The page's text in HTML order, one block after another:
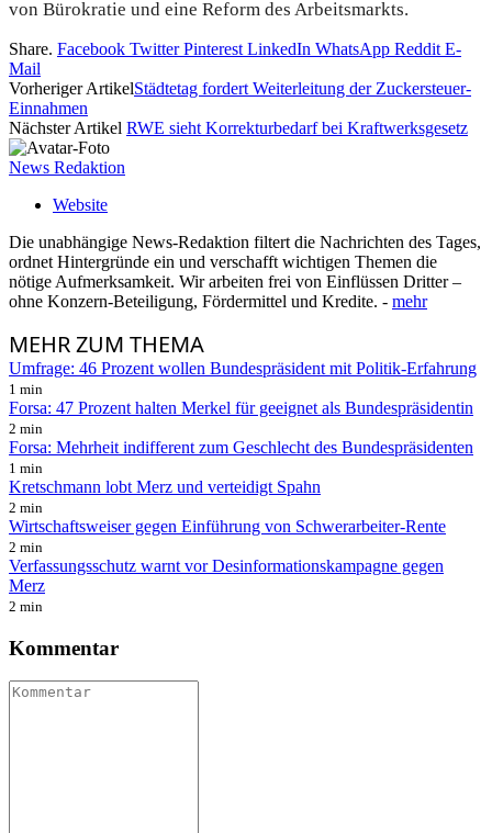
von Bürokratie und eine Reform des Arbeitsmarkts.
Share. Facebook Twitter Pinterest LinkedIn WhatsApp Reddit E-
Mail
Vorheriger ArtikelStädtetag fordert Weiterleitung der Zuckersteuer-
Einnahmen
Nächster Artikel RWE sieht Korrekturbedarf bei Kraftwerksgesetz
News Redaktion
Website
Die unabhängige News-Redaktion filtert die Nachrichten des Tages,
ordnet Hintergründe ein und verschafft wichtigen Themen die
nötige Aufmerksamkeit. Wir arbeiten frei von Einflüssen Dritter –
ohne Konzern-Beteiligung, Fördermittel und Kredite. - mehr
MEHRZUM THEMA
Umfrage: 46 Prozent wollen Bundespräsident mit Politik-Erfahrung
1 min
Forsa: 47 Prozent halten Merkel für geeignet als Bundespräsidentin
2 min
Forsa: Mehrheit indifferent zum Geschlecht des Bundespräsidenten
1 min
Kretschmann lobt Merz und verteidigt Spahn
2 min
Wirtschaftsweiser gegen Einführung von Schwerarbeiter-Rente
2 min
Verfassungsschutz warnt vor Desinformationskampagne gegen
Merz
2 min
Kommentar